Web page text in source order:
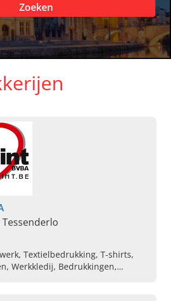
Zoeken
Textielbedrukking, T-shirts,
Werkkledij, Bedrukkingen,